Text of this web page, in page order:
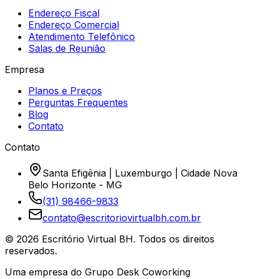
Endereço Fiscal
Endereço Comercial
Atendimento Telefônico
Salas de Reunião
Empresa
Planos e Preços
Perguntas Frequentes
Blog
Contato
Contato
Santa Efigênia | Luxemburgo | Cidade Nova
Belo Horizonte - MG
(31) 98466-9833
contato@escritoriovirtualbh.com.br
© 2026 Escritório Virtual BH. Todos os direitos
reservados.
Uma empresa do Grupo Desk Coworking